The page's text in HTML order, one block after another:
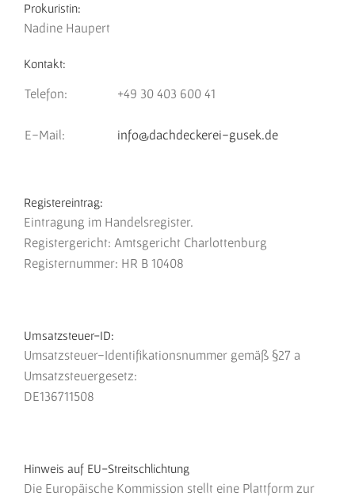
Prokuristin:
Nadine Haupert
Kontakt:
Telefon: +49 30 403 600 41
E-Mail: info@dachdeckerei-gusek.de
Registereintrag:
Eintragung im Handelsregister.
Registergericht: Amtsgericht Charlottenburg
Registernummer: HR B 10408
Umsatzsteuer-ID:
Umsatzsteuer-Identifikationsnummer gemäß §27 a
Umsatzsteuergesetz:
DE136711508
Hinweis auf EU-Streitschlichtung
Die Europäische Kommission stellt eine Plattform zur